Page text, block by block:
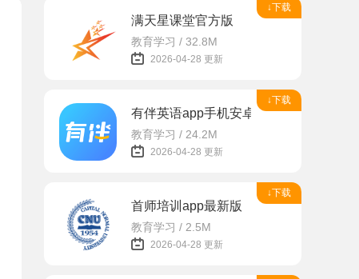
↓下载
满天星课堂官方版
教育学习 / 32.8M
2026-04-28 更新
↓下载
有伴英语app手机安卓版
教育学习 / 24.2M
2026-04-28 更新
↓下载
首师培训app最新版
教育学习 / 2.5M
2026-04-28 更新